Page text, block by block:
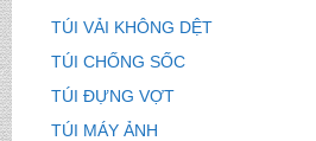
TÚI VẢI KHÔNG DỆT
TÚI CHỐNG SỐC
TÚI ĐỰNG VỢT
TÚI MÁY ẢNH